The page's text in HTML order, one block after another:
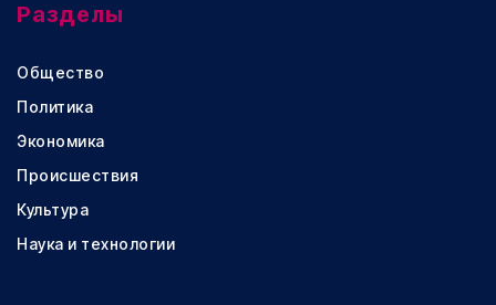
Разделы
Общество
Политика
Экономика
Происшествия
Культура
Наука и технологии